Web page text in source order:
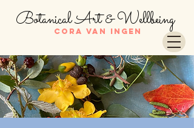
Botanical Art & Wellbeing
Cora van Ingen